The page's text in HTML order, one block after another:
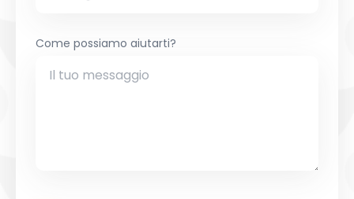
Come possiamo aiutarti?